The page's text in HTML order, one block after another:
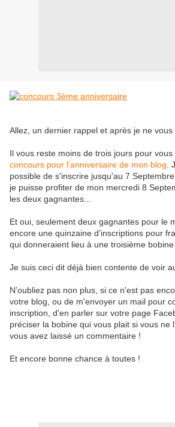
Allez, un dernier rappel et après je ne vous
Il vous reste moins de trois jours pour vous
concours pour l'anniversaire de mon blog
possible de s'inscrire jusqu'au 7
je puisse profiter de mon mercredi 8
les deux gagnantes...
Et oui, seulement deux gagnantes pour le
encore une quinzaine d'inscriptions pour
qui donneraient lieu à une troisième
Je suis ceci dit déjà bien contente de voir
N'oubliez pas non plus, si ce n'est pas
votre blog, ou de m'envoyer un mail pour
inscription, d'en parler sur votre page
préciser la bobine qui vous plait si vous ne
vous avez laissé un commentaire !
Et encore bonne chance à toutes !